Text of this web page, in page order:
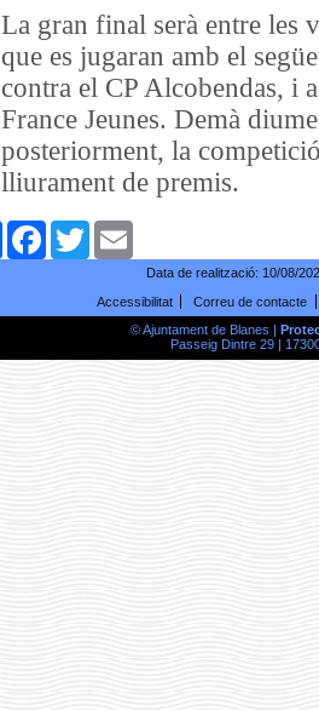
La gran final serà entre les
que es jugaran amb el
contra el CP Alcobendas, i
France Jeunes. Demà
posteriorment, la
lliurament de premis.
ComparteixFacebookTwitter
Data de realització: 10/08/
Accessibilitat
Correu de contacte
© Ajuntament de Blanes |
Passeig Dintre 29 |